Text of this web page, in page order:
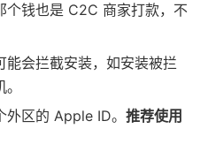
个钱也是 C2C 商家打款，不
能会拦截安装，如安装被拦
区的 Apple ID。 推荐使用